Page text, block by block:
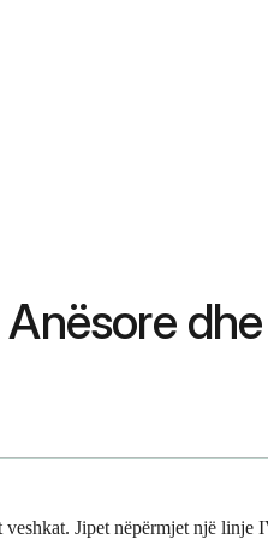
Jipet nëpërmjet një